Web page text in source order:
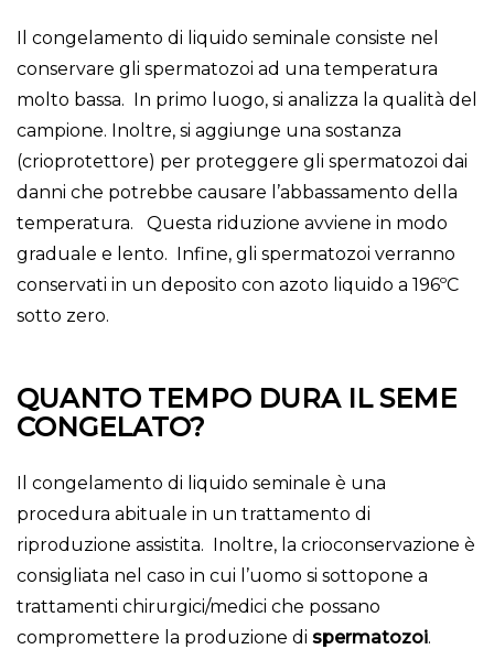
Il congelamento di liquido seminale consiste nel
conservare gli spermatozoi ad una temperatura
molto bassa. In primo luogo, si analizza la qualità del
campione. Inoltre, si aggiunge una sostanza
(crioprotettore) per proteggere gli spermatozoi dai
danni che potrebbe causare l’abbassamento della
temperatura. Questa riduzione avviene in modo
graduale e lento. Infine, gli spermatozoi verranno
conservati in un deposito con azoto liquido a 196ºC
sotto zero.
QUANTO TEMPO DURA IL SEME
CONGELATO?
Il congelamento di liquido seminale è una
procedura abituale in un trattamento di
riproduzione assistita. Inoltre, la crioconservazione è
consigliata nel caso in cui l’uomo si sottopone a
trattamenti chirurgici/medici che possano
compromettere la produzione di spermatozoi.